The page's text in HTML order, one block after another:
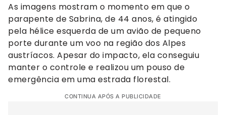
As imagens mostram o momento em que o
parapente de Sabrina, de 44 anos, é atingido
pela hélice esquerda de um avião de pequeno
porte durante um voo na região dos Alpes
austríacos. Apesar do impacto, ela conseguiu
manter o controle e realizou um pouso de
emergência em uma estrada florestal.
CONTINUA APÓS A PUBLICIDADE